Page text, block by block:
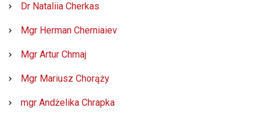
Dr Nataliia Cherkas
Mgr Herman Cherniaiev
Mgr Artur Chmaj
Mgr Mariusz Chorąży
mgr Andżelika Chrapka